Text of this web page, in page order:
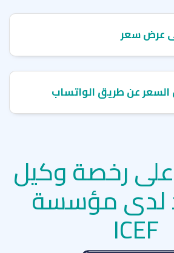
كونفيرس إنترناشيونال سكول (CISL) - Converse
International
عرض سعر
عن طريق الواتساب
رخصة وكيل
لدى مؤسسة
ICEF